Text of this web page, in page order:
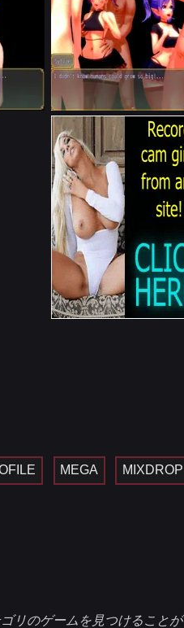
MEGA MIXDROP
リのゲームを見つけること